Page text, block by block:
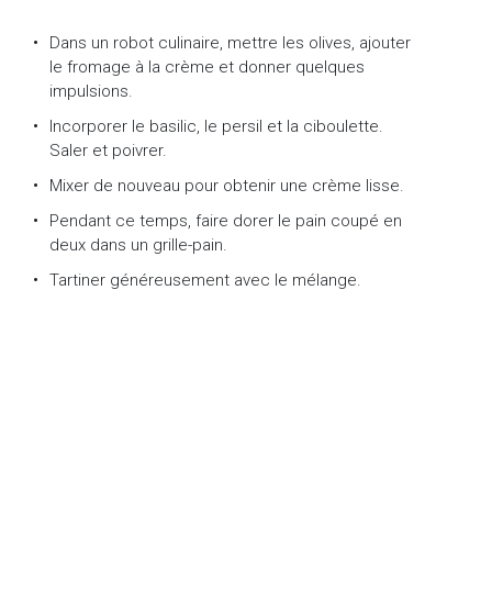
Dans un robot culinaire, mettre les olives, ajouter
le fromage à la crème et donner quelques
impulsions.
Incorporer le basilic, le persil et la ciboulette.
Saler et poivrer.
Mixer de nouveau pour obtenir une crème lisse.
Pendant ce temps, faire dorer le pain coupé en
deux dans un grille-pain.
Tartiner généreusement avec le mélange.